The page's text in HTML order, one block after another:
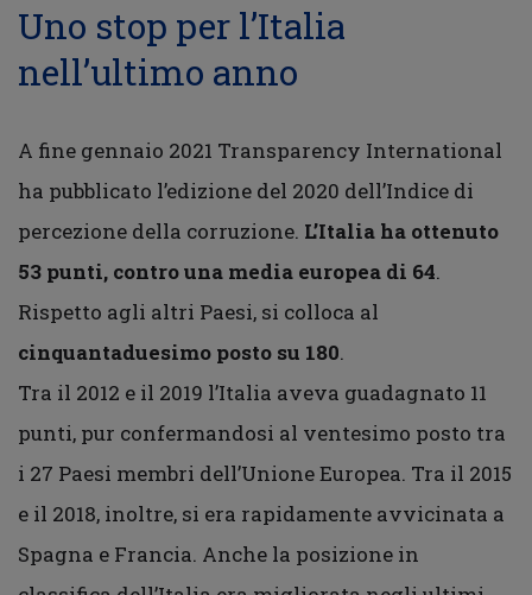
Uno stop per l’Italia
nell’ultimo anno
A fine gennaio 2021 Transparency International
ha pubblicato l’edizione del 2020 dell’Indice di
percezione della corruzione. L’Italia ha ottenuto
53 punti, contro una media europea di 64.
Rispetto agli altri Paesi, si colloca al
cinquantaduesimo posto su 180.
Tra il 2012 e il 2019 l’Italia aveva guadagnato 11
punti, pur confermandosi al ventesimo posto tra
i 27 Paesi membri dell’Unione Europea. Tra il 2015
e il 2018, inoltre, si era rapidamente avvicinata a
Spagna e Francia. Anche la posizione in